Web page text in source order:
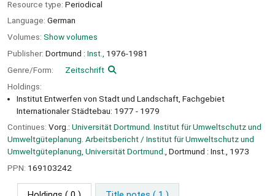
Resource type: Periodical
Language: German
Volumes: Show volumes
Publisher: Dortmund : Inst.,
1976-1981
Genre/Form:
Zeitschrift
Holdings:
Institut Entwerfen von Stadt und Landschaft, Fachgebiet
Internationaler Städtebau: 1977 - 1979
Continues: Vorg.: Universität Dortmund. Institut für Umweltschutz und
Umweltgüteplanung. Arbeitsbericht / Institut für Umweltschutz und
Umweltgüteplanung, Universität Dortmund., Dortmund : Inst., 1973
PPN: 169103242